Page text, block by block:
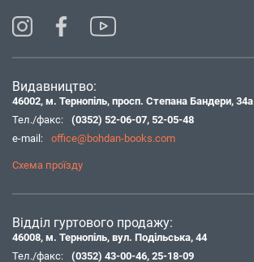
Видавництво:
46002, м. Тернопіль, просп. Степана Бандери, 34а
Тел./факс:
(0352) 52-06-07, 52-05-48
e-mail:
office@bohdan-books.com
Схема проїзду
Відділ гуртового продажу:
46008, м. Тернопіль, вул. Подільська, 44
Тел./факс:
(0352) 43-00-46, 25-18-09